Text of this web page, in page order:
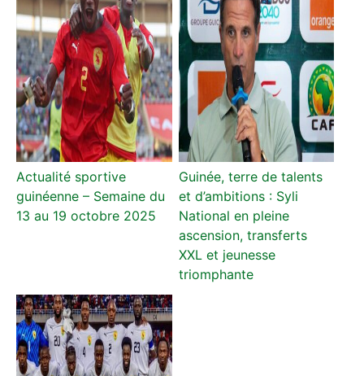
Actualité sportive
guinéenne – Semaine du
13 au 19 octobre 2025
Guinée, terre de talents
et d’ambitions : Syli
National en pleine
ascension, transferts
XXL et jeunesse
triomphante